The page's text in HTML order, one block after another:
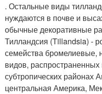
. Остальные виды
нуждаются в почве и
обычные декоративные
Тилландсия (Tillandsia) -
семейства бромелиевые,
видов, распространенных
субтропических районах
центральная Америка,